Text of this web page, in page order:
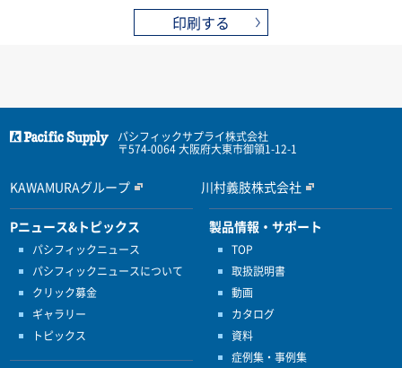
印刷する
パシフィックサプライ株式会社
〒574-0064 大阪府大東市御領1-12-1
KAWAMURAグループ 川村義肢株式会社
Pニュース&トピックス
パシフィックニュース
パシフィックニュースについて
クリック募金
ギャラリー
トピックス
製品情報・サポート
TOP
取扱説明書
動画
カタログ
資料
症例集・事例集